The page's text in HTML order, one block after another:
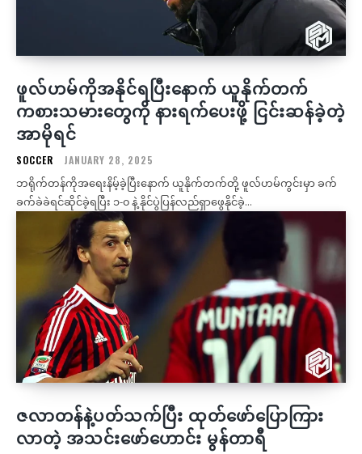
ဖူလ်ဟမ်ကိုအနိုင်ရပြီးနောက် ယူနိုက်တက်
ကစားသမားတွေကို နားရက်ပေးဖို့ ငြင်းဆန်ခဲ့တဲ့
အာမိုရင်
SOCCER JANUARY 28, 2025
ဘရိုက်တန်ကိုအရေးနိမ့်ခဲ့ပြီးနောက် ယူနိုက်တက်တို့ ဖူလ်ဟမ်ကွင်းမှာ ခက်
ခက်ခဲခဲရင်ဆိုင်ခဲ့ရပြီး ၁-၀ နဲ့ နိုင်ပွဲပြန်လည်ရှာဖွေနိုင်ခဲ့...
ဇလာတန်နဲ့ပတ်သက်ပြီး ထုတ်ဖော်ပြောကြား
လာတဲ့ အသင်းဖော်ဟောင်း မွန်တာရီ